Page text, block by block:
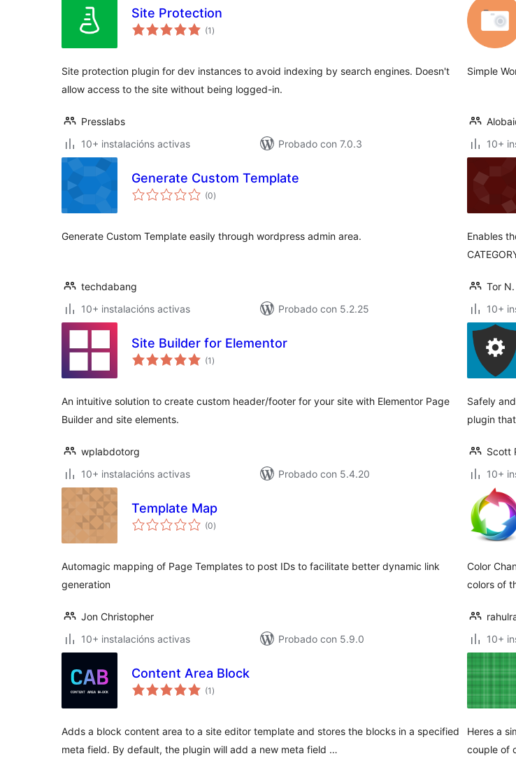
Site Protection
(1 valoracións
totais
)
Site protection plugin for dev instances to avoid indexing by search engines. Doesn't
allow access to the site without being logged-in.
Presslabs
10+ instalacións activas
Probado con 7.0.3
Simple
10+
Generate Custom Template
(0valoracións
totais
)
Generate Custom Template easily through wordpress admin area.
techdabang
10+ instalacións activas
Probado con 5.2.25
Enables
Tor
10+
Site Builder for Elementor
(1 valoracións
totais
)
An intuitive solution to create custom header/footer for your site with Elementor Page
Builder and site elements.
wplabdotorg
10+ instalacións activas
Probado con 5.4.20
Safely
plugin
Scott
10+
Template Map
(0valoracións
totais
)
Automagic mapping of Page Templates to post IDs to facilitate better dynamic link
generation
Jon Christopher
10+ instalacións activas
Probado con 5.9.0
Color
colors of
10+
Content Area Block
(1 valoracións
totais
)
Adds a block content area to a site editor template and stores the blocks in a specified
meta field. By default, the plugin will add a new meta field …
Heres a
couple of